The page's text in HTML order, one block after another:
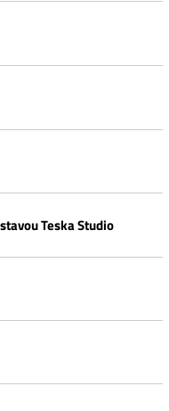
Teska Studio